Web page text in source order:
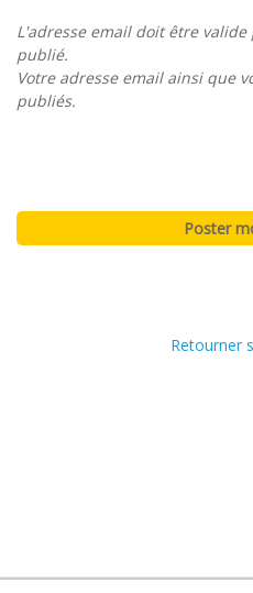
L'adresse email doit être
publié.
Votre adresse email ainsi que
publiés.
Retourner